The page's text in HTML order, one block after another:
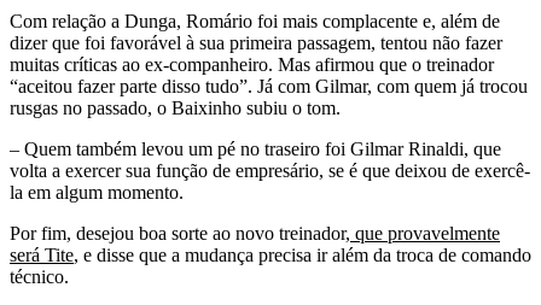
Com relação a Dunga, Romário foi mais complacente e, além de
dizer que foi favorável à sua primeira passagem, tentou não fazer
muitas críticas ao ex-companheiro. Mas afirmou que o treinador
“aceitou fazer parte disso tudo”. Já com Gilmar, com quem já trocou
rusgas no passado, o Baixinho subiu o tom.
– Quem também levou um pé no traseiro foi Gilmar Rinaldi, que
volta a exercer sua função de empresário, se é que deixou de exercê-
la em algum momento.
Por fim, desejou boa sorte ao novo treinador, que provavelmente
será Tite, e disse que a mudança precisa ir além da troca de comando
técnico.